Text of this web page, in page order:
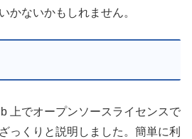
かないかもしれません。
上でオープンソースライセンスで
っくりと説明しました。簡単に利